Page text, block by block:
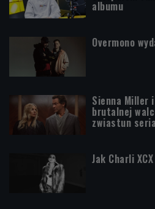
albumu
Overmono
Sienna Miller
brutalnej
zwiastun
Jak Charli